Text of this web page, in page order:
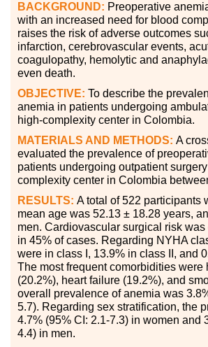
BACKGROUND: Preoperative
with an increased need for blood
raises the risk of adverse outcomes
infarction, cerebrovascular events,
coagulopathy, hemolytic and
even death.
OBJECTIVE: To describe the
anemia in patients undergoing
high-complexity center in Colombia.
MATERIALS AND METHODS: A
evaluated the prevalence of
patients undergoing outpatient
complexity center in Colombia
RESULTS: A total of 522 participants
mean age was 52.13 ± 18.28 years,
men. Cardiovascular surgical risk
in 45% of cases. Regarding NYHA
were in class I, 13.9% in class II, and
The most frequent comorbidities were
(20.2%), heart failure (19.2%), and
overall prevalence of anemia was
5.7). Regarding sex stratification, the
4.7% (95% CI: 2.1-7.3) in women and
4.4) in men.